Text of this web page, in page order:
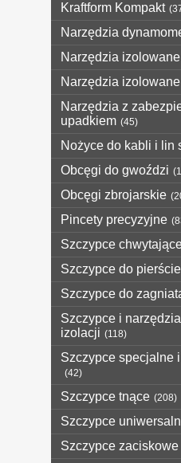
Kraftform Kompakt
Narzędzia
Narzędzia
Narzędzia
Narzędzia z
upadkiem (45)
Nożyce do kabli i lin
Obcęgi do gwoździ
Obcęgi zbrojarskie
Pincety precyzyjne
Szczypce
Szczypce do
Szczypce do
Szczypce i
izolacji (118)
Szczypce specjalne
(42)
Szczypce tnące (208)
Szczypce
Szczypce zaciskowe